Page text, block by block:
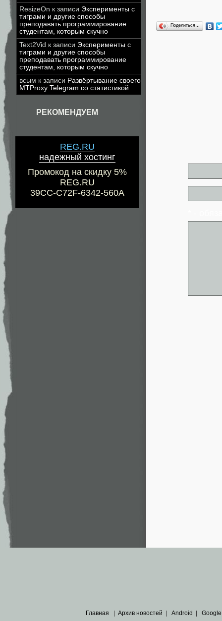
ResizeOn к записи Эксперименты с
тиграми и другие способы
преподавать программирование
студентам, которым скучно
Text2Vid к записи Эксперименты с
тиграми и другие способы
преподавать программирование
студентам, которым скучно
всым к записи Развёртывание своего
MTProxy Telegram со статистикой
РЕКОМЕНДУЕМ
REG.RU
надежный хостинг
Промокод на скидку 5%
REG.RU
39CC-C72F-6342-560A
Поделиться…
Главная Архив новостей Android Google